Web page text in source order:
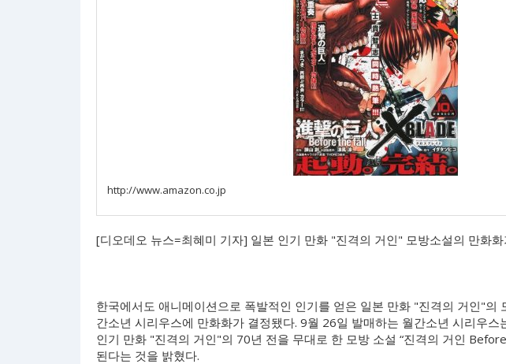
http://www.amazon.co.jp
[디오데오 뉴스=최혜미 기자] 일본 인기 만화 "진격의 거인" 모방소설의 만화화
한국에서도 애니메이션으로 폭발적인 인기를 얻은 일본 만화 "진격의 거인"의
간소년 시리우스에 만화화가 결정됐다. 9월 26일 발매하는 월간소년 시리우
인기 만화 "진격의 거인"의 70년 전을 무대로 한 모방 소설 “진격의 거인
된다는 것을 밝혔다.